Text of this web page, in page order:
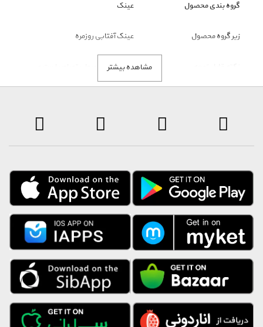
مشاهده بیشتر
گروه بندی محصول عینک
زیر گروه محصول عینک آفتابی روزمره
ملاک رنگ محصول، تصاویر است و
عنوان رنگ فقط نمایشی است.
توضیحات
با توجه به شرایط خاص تامین کننده این برند، انصراف از خرید حداکثر ظرف
دریافت محصول، امکان پذیر است. ارسال این محصول به صورت جداگانه و
از سمت تامین کننده انجام خواهد شد.